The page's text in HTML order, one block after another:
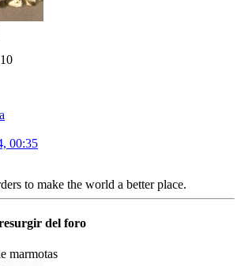
00:35
to make the world a better place.
marmotas